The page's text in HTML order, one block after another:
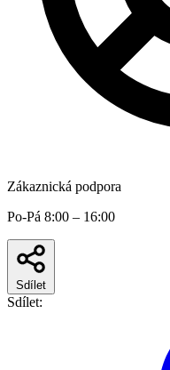
Zákaznická podpora
Po-Pá 8:00 – 16:00
Sdílet
Sdílet: